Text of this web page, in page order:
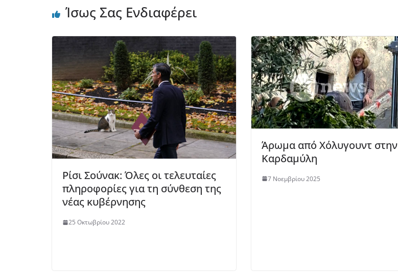
Ίσως Σας Ενδιαφέρει
Ρίσι Σούνακ: Όλες οι τελευταίες
πληροφορίες για τη σύνθεση της
νέας κυβέρνησης
25 Οκτωβρίου 2022
Άρωμα από Χόλυγουντ στην
Καρδαμύλη
7 Νοεμβρίου 2025